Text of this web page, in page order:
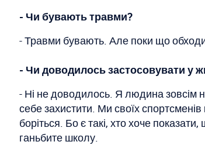
- Чи бувають травми?
- Травми бувають. Але поки що
- Чи доводилось застосовувати у
- Ні не доводилось. Я людина зовсім
себе захистити. Ми своїх
боріться. Бо є такі, хто хоче
ганьбите школу.